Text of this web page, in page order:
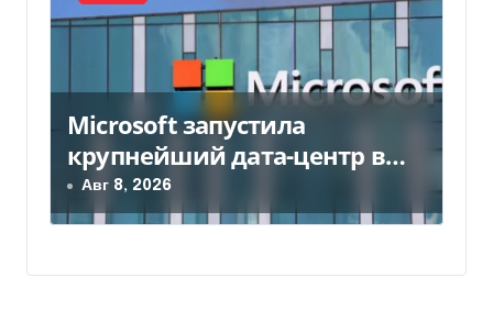
Microsoft запустила
крупнейший дата-центр в
Индии за $20,5 миллиарда
Авг 8, 2026